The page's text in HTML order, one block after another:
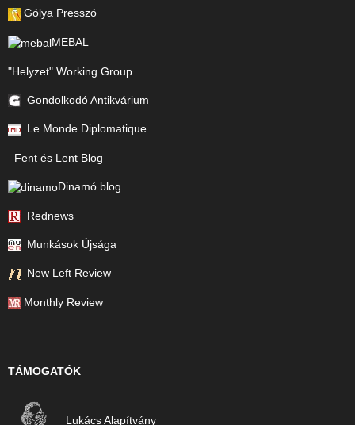
Gólya Presszó
MEBAL
"Helyzet" Working Group
Gondolkodó Antikvárium
Le Monde Diplomatique
Fent és Lent Blog
Dinamó blog
Rednews
Munkások Újsága
New Left Review
Monthly Review
TÁMOGATÓK
Lukács Alapítvány